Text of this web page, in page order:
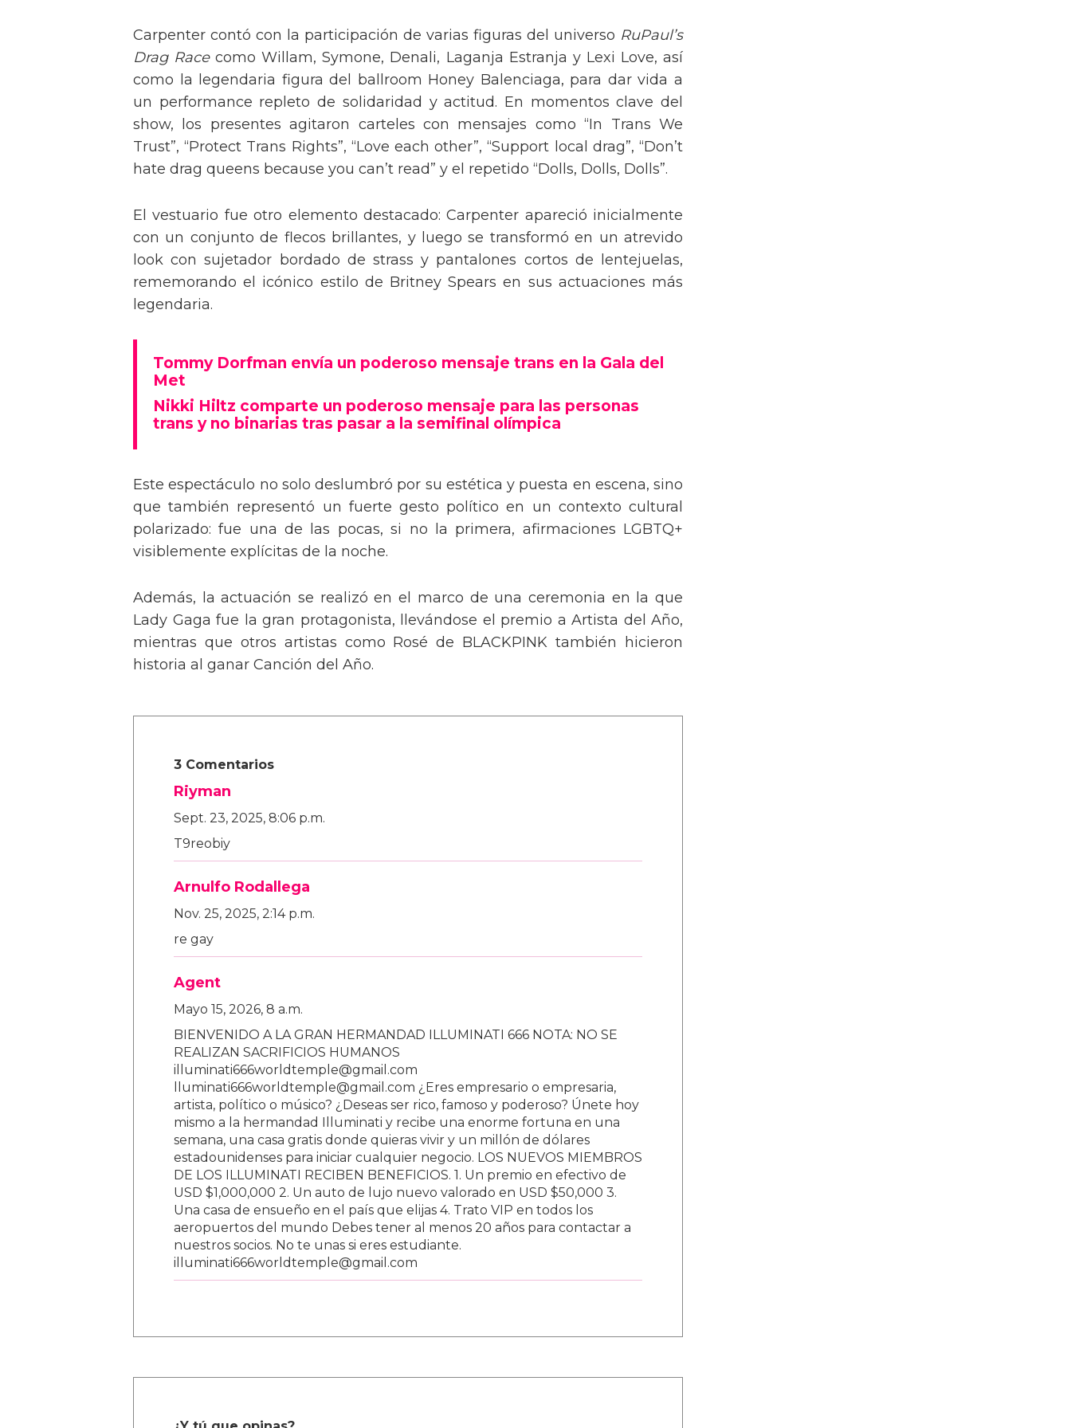
Carpenter contó con la participación de varias figuras del universo RuPaul’s
Drag Racecomo Willam, Symone, Denali, Laganja Estranja y Lexi Love, así
como la legendaria figura del ballroom Honey Balenciaga, para dar vida a
un performance repleto de solidaridad y actitud. En momentos clave del
show, los presentes agitaron carteles con mensajes como “In Trans We
Trust”, “Protect Trans Rights”, “Love each other”, “Support local drag”, “Don’t
hate drag queens because you can’t read” y el repetido “Dolls, Dolls, Dolls”.
El vestuario fue otro elemento destacado: Carpenter apareció inicialmente
con un conjunto de flecos brillantes, y luego se transformó en un atrevido
look con sujetador bordado de strass y pantalones cortos de lentejuelas,
rememorando el icónico estilo de Britney Spears en sus actuaciones más
legendaria.
Tommy Dorfman envía un poderoso mensaje trans en la Gala del
Met
Nikki Hiltz comparte un poderoso mensaje para las personas
trans y no binarias tras pasar a la semifinal olímpica
Este espectáculo no solo deslumbró por su estética y puesta en escena, sino
que también representó un fuerte gesto político en un contexto cultural
polarizado: fue una de las pocas, si no la primera, afirmaciones LGBTQ+
visiblemente explícitas de la noche.
Además, la actuación se realizó en el marco de una ceremonia en la que
Lady Gaga fue la gran protagonista, llevándose el premio a Artista del Año,
mientras que otros artistas como Rosé de BLACKPINK también hicieron
historia al ganar Canción del Año.
3 Comentarios
Riyman
Sept. 23, 2025, 8:06 p.m.
T9reobiy
Arnulfo Rodallega
Nov. 25, 2025, 2:14 p.m.
re gay
Agent
Mayo 15, 2026, 8 a.m.
BIENVENIDO A LA GRAN HERMANDAD ILLUMINATI 666 NOTA: NO SE
REALIZAN SACRIFICIOS HUMANOS
illuminati666worldtemple@gmail.com
lluminati666worldtemple@gmail.com ¿Eres empresario o empresaria,
artista, político o músico? ¿Deseas ser rico, famoso y poderoso? Únete hoy
mismo a la hermandad Illuminati y recibe una enorme fortuna en una
semana, una casa gratis donde quieras vivir y un millón de dólares
estadounidenses para iniciar cualquier negocio. LOS NUEVOS MIEMBROS
DE LOS ILLUMINATI RECIBEN BENEFICIOS. 1. Un premio en efectivo de
USD $1,000,000 2. Un auto de lujo nuevo valorado en USD $50,000 3.
Una casa de ensueño en el país que elijas 4. Trato VIP en todos los
aeropuertos del mundo Debes tener al menos 20 años para contactar a
nuestros socios. No te unas si eres estudiante.
illuminati666worldtemple@gmail.com